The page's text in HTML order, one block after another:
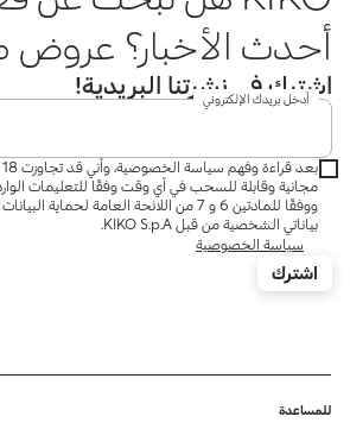
أحدث الأخبار؟ عروض
اشترك في نشرتنا البريدية!
أدخل بريدك الإلكتروني
مجانية وقابلة للسحب في أي وقت وفقًا للتعليمات
بياناتي الشخصية من قبل KIKO S.p.A.
سياسة الخصوصية
اشترك
للمساعدة